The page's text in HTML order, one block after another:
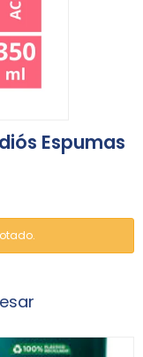
Espumas